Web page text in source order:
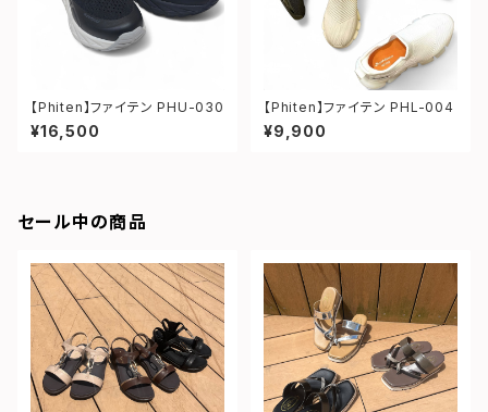
【Phiten】ファイテン PHU-030
¥16,500
【Phiten】ファイテン PHL-004
¥9,900
セール中の商品